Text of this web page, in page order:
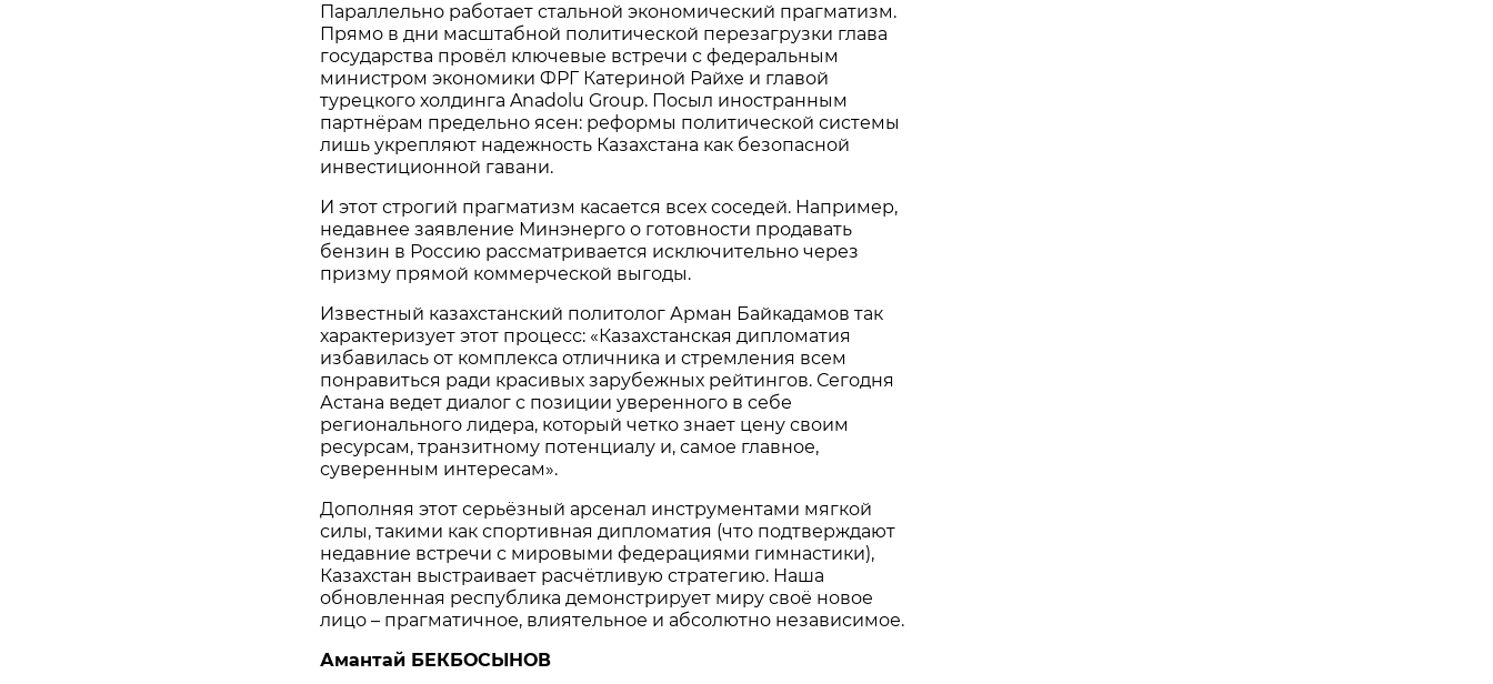
Параллельно работает стальной экономический прагматизм.
Прямо в дни масштабной политической перезагрузки глава
государства провёл ключевые встречи с федеральным
министром экономики ФРГ Катериной Райхе и главой
турецкого холдинга Anadolu Group. Посыл иностранным
партнёрам предельно ясен: реформы политической системы
лишь укрепляют надежность Казахстана как безопасной
инвестиционной гавани.
И этот строгий прагматизм касается всех соседей. Например,
недавнее заявление Минэнерго о готовности продавать
бензин в Россию рассматривается исключительно через
призму прямой коммерческой выгоды.
Известный казахстанский политолог Арман Байкадамов так
характеризует этот процесс: «Казахстанская дипломатия
избавилась от комплекса отличника и стремления всем
понравиться ради красивых зарубежных рейтингов. Сегодня
Астана ведет диалог с позиции уверенного в себе
регионального лидера, который четко знает цену своим
ресурсам, транзитному потенциалу и, самое главное,
суверенным интересам».
Дополняя этот серьёзный арсенал инструментами мягкой
силы, такими как спортивная дипломатия (что подтверждают
недавние встречи с мировыми федерациями гимнастики),
Казахстан выстраивает расчётливую стратегию. Наша
обновленная республика демонстрирует миру своё новое
лицо – прагматичное, влиятельное и абсолютно независимое.
Амантай БЕКБОСЫНОВ